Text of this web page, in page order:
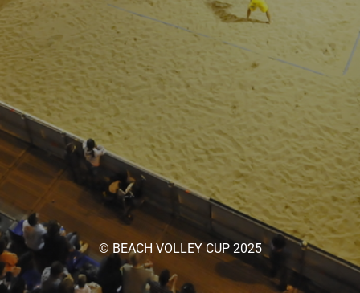
© BEACH VOLLEY CUP 2025